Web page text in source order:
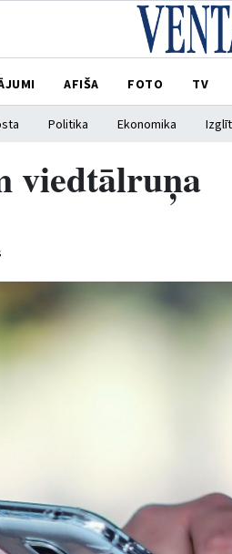
AFIŠA FOTO TV
Politika Ekonomika
viedtālruņa